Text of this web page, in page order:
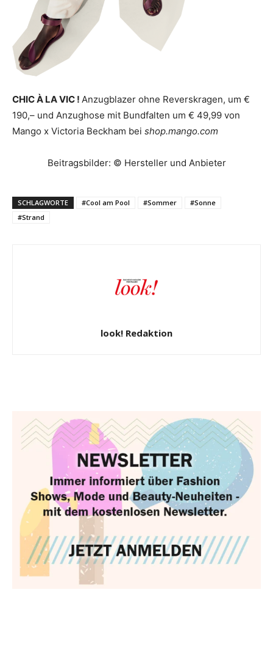
CHIC À LA VIC ! Anzugblazer ohne Reverskragen, um €
190,– und Anzughose mit Bundfalten um € 49,99 von
Mango x Victoria Beckham bei shop.mango.com
Beitragsbilder: © Hersteller und Anbieter
SCHLAGWORTE #Cool am Pool #Sommer
#Sonne
#Strand
look! Redaktion